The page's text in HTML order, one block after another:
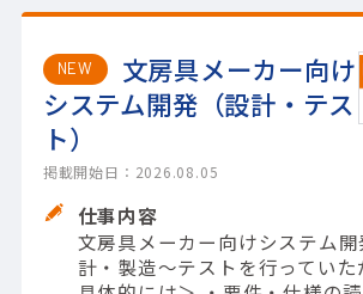
NEW
文房具メーカー向け
システム開発（設計・テス
ト）
掲載開始日：2026.08.05
仕事内容
文房具メーカー向けシステム
計・製造～テストを行っていた